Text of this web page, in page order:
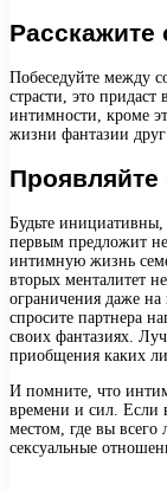
Расскажите
Побеседуйте между
страсти, это
интимности, кроме
жизни фантазии друг
Проявляйте
Будьте
первым предложит
интимную жизнь
вторых менталитет
ограничения даже
спросите партнера
своих фантазиях.
приобщения каких
И помните, что
времени и сил. Если
местом, где вы всего
сексуальные